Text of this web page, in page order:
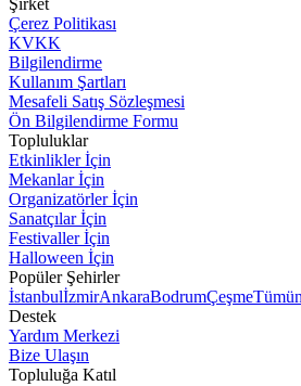
Şirket
Çerez Politikası
KVKK
Bilgilendirme
Kullanım Şartları
Mesafeli Satış Sözleşmesi
Ön Bilgilendirme Formu
Topluluklar
Etkinlikler İçin
Mekanlar İçin
Organizatörler İçin
Sanatçılar İçin
Festivaller İçin
Halloween İçin
Popüler Şehirler
İstanbulİzmirAnkaraBodrumÇeşme
Destek
Yardım Merkezi
Bize Ulaşın
Topluluğa Katıl